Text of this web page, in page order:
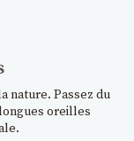
nature. Passez du
oreilles